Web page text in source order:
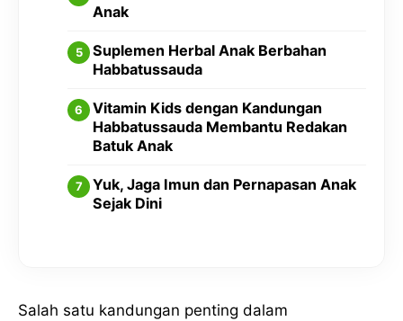
Anak
Suplemen Herbal Anak Berbahan
Habbatussauda
Vitamin Kids dengan Kandungan
Habbatussauda Membantu Redakan
Batuk Anak
Yuk, Jaga Imun dan Pernapasan Anak
Sejak Dini
Salah satu kandungan penting dalam